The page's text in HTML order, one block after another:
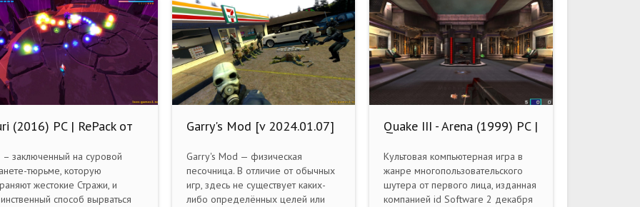
(2016) PC | RePack от
заключенный на суровой
тюрьме, которую
жестокие Стражи, и
способ вырваться
Garry's Mod [v 2024.01.07]
(2006) PC | RePack от
Pioneer
Garry's Mod — физическая
песочница. В отличие от обычных
игр, здесь не существует каких-
либо определённых целей или
Quake III - Arena (1999) PC |
Культовая компьютерная игра в
жанре многопользовательского
шутера от первого лица, изданная
компанией id Software 2 декабря